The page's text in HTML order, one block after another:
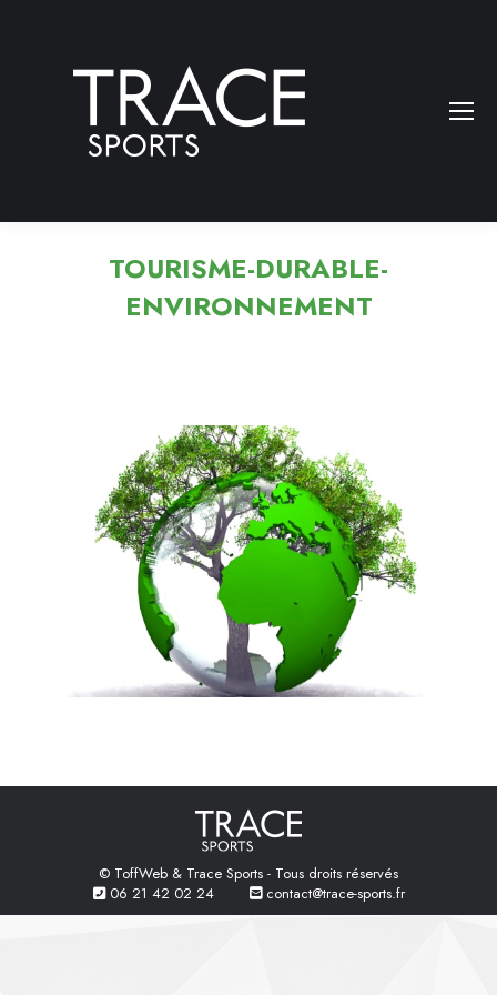
TOURISME-DURABLE-
ENVIRONNEMENT
© ToffWeb & Trace Sports - Tous droits réservés
06 21 42 02 24
contact@trace-sports.fr